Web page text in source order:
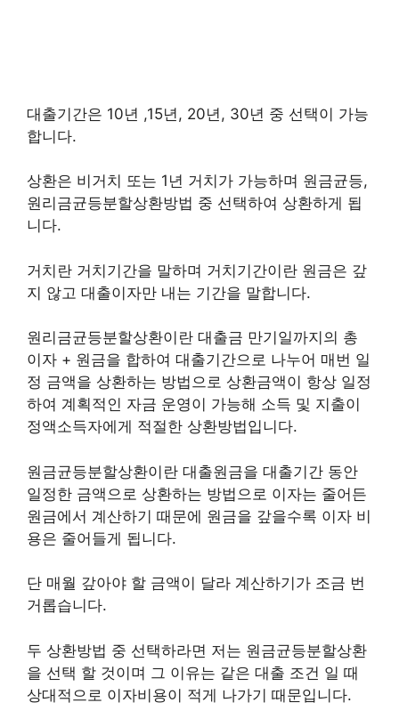
대출기간은 10년 ,15년, 20년, 30년 중 선택이 가능
합니다.
상환은 비거치 또는 1년 거치가 가능하며 원금균등,
원리금균등분할상환방법 중 선택하여 상환하게 됩
니다.
거치란 거치기간을 말하며 거치기간이란 원금은 갚
지 않고 대출이자만 내는 기간을 말합니다.
원리금균등분할상환이란 대출금 만기일까지의 총
이자 + 원금을 합하여 대출기간으로 나누어 매번 일
정 금액을 상환하는 방법으로 상환금액이 항상 일정
하여 계획적인 자금 운영이 가능해 소득 및 지출이
정액소득자에게 적절한 상환방법입니다.
원금균등분할상환이란 대출원금을 대출기간 동안
일정한 금액으로 상환하는 방법으로 이자는 줄어든
원금에서 계산하기 때문에 원금을 갚을수록 이자 비
용은 줄어들게 됩니다.
단 매월 갚아야 할 금액이 달라 계산하기가 조금 번
거롭습니다.
두 상환방법 중 선택하라면 저는 원금균등분할상환
을 선택 할 것이며 그 이유는 같은 대출 조건 일 때
상대적으로 이자비용이 적게 나가기 때문입니다.